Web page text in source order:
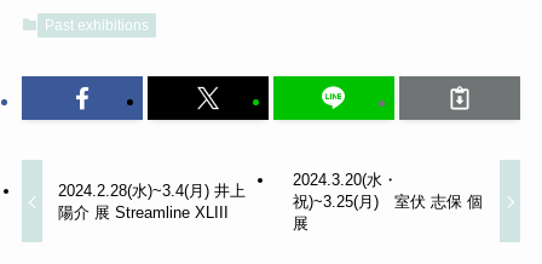
Past exhibitions
2024.2.28(水)~3.4(月) 井上
陽介 展 Streamline XLIII
2024.3.20(水・
祝)~3.25(月) 室伏 志保 個
展